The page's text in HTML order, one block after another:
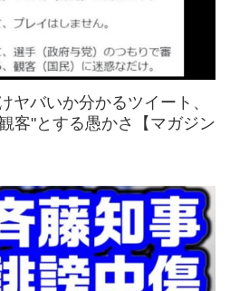
ヤバいか分かるツイート、
客"とする愚かさ【マガジン